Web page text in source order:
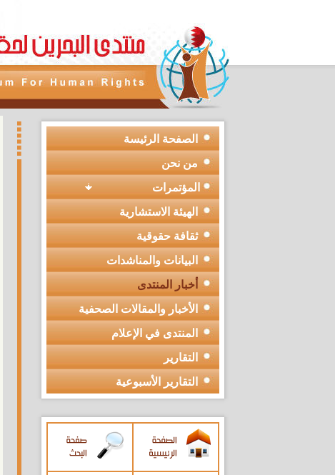
الصفحة الرئيسة
من نحن
المؤتمرات
الهيئة الاستشارية
ثقافة حقوقية
البيانات والمناشدات
أخبار المنتدى
الأخبار والمقالات الصحفية
المنتدى في الإعلام
التقارير
التقارير الأسبوعية